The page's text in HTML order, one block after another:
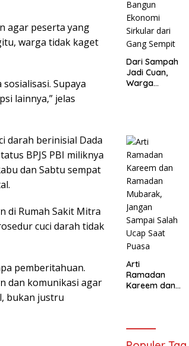
agar peserta yang
warga tidak kaget
Supaya
lainnya,” jelas
darah berinisial Dada
BPJS PBI miliknya
dan Sabtu sempat
di Rumah Sakit Mitra
cuci darah tidak
pemberitahuan.
dan komunikasi agar
bukan justru
Dari Sampah
Jadi Cuan,
Warga
Sirkular dari
Gang Sempit
Arti
Ramadan
Kareem dan
Sampai Salah
Ucap Saat